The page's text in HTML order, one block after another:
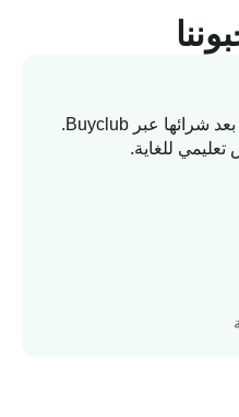
تجربة ممتازة لدروس الإسبانية بعد شرائها عبر Buyclub.
للغاية.